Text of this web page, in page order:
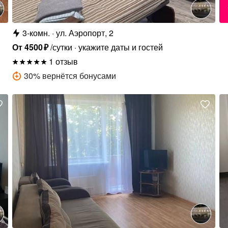
3-комн. ул. Аэропорт, 2
От4500₽/сутки укажите даты и гостей
1 отзыв
30% вернётся бонусами